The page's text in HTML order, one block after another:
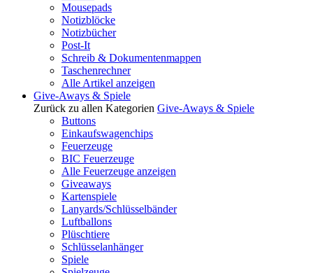
Mousepads
Notizblöcke
Notizbücher
Post-It
Schreib & Dokumentenmappen
Taschenrechner
Alle Artikel anzeigen
Give-Aways & Spiele
Zurück zu allen Kategorien Give-Aways & Spiele
Buttons
Einkaufswagenchips
Feuerzeuge
BIC Feuerzeuge
Alle Feuerzeuge anzeigen
Giveaways
Kartenspiele
Lanyards/Schlüsselbänder
Luftballons
Plüschtiere
Schlüsselanhänger
Spiele